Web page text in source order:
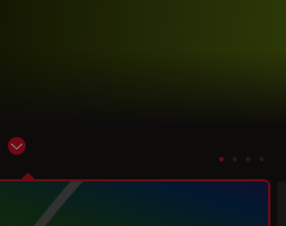
Show subnavigation